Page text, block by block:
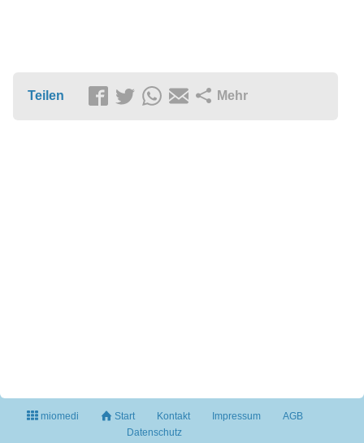
Teilen Mehr
miomedi Start Kontakt Impressum
AGB
Datenschutz